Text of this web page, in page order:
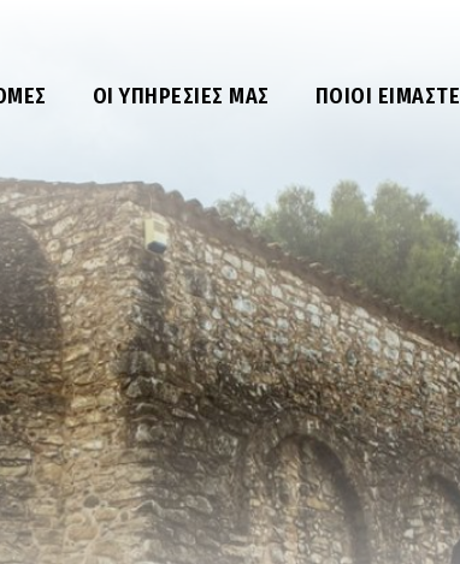
ΟΙ ΥΠΗΡΕΣΊΕΣ ΜΑΣ ΠΟΙΟΙ ΕΊΜΑΣΤΕ